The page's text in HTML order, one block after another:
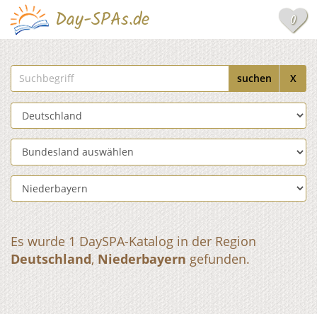
Day-SPAs.de 0
Suchbegriff suchen X
Land auswählen
Bundesland auswählen
Region auswählen
Es wurde 1 DaySPA-Katalog in der Region
Deutschland, Niederbayern gefunden.